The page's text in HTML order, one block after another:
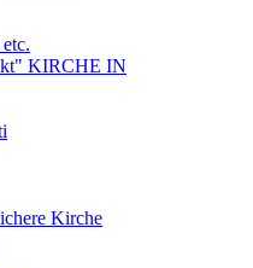
KIRCHE IN
Kirche